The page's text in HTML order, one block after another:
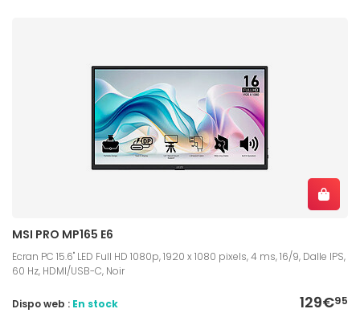
MSI PRO MP165 E6
Ecran PC 15.6" LED Full HD 1080p, 1920 x 1080 pixels, 4 ms, 16/9, Dalle IPS,
60 Hz, HDMI/USB-C, Noir
129€95
Dispo web : En stock